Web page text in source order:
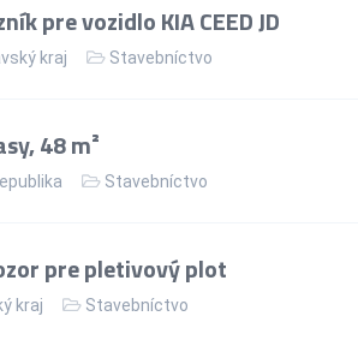
pre vozidlo KIA CEED JD
kraj Stavebníctvo
48 m²
Stavebníctvo
pre pletivový plot
kraj Stavebníctvo